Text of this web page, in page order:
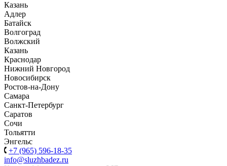
Казань
Адлер
Батайск
Волгоград
Волжский
Казань
Краснодар
Нижний Новгород
Новосибирск
Ростов-на-Дону
Самара
Санкт-Петербург
Саратов
Сочи
Тольятти
Энгельс
+7 (965) 596-18-35
info@sluzhbadez.ru